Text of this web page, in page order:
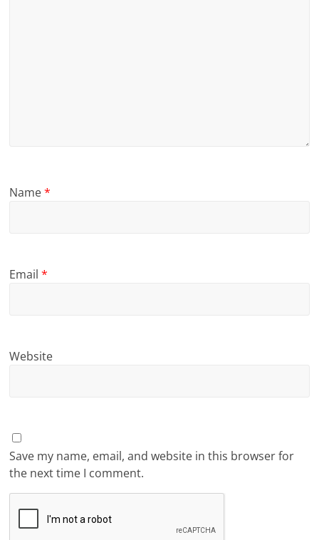
Name*
Email*
Website
Save my name, email, and website in this browser for
the next time I comment.